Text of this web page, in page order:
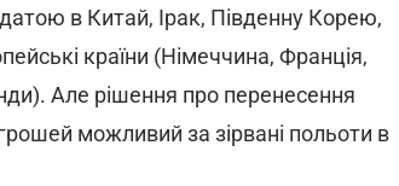
в Китай, Ірак, Південну Корею,
країни (Німеччина, Франція,
Але рішення про перенесення
можливий за зірвані польоти в